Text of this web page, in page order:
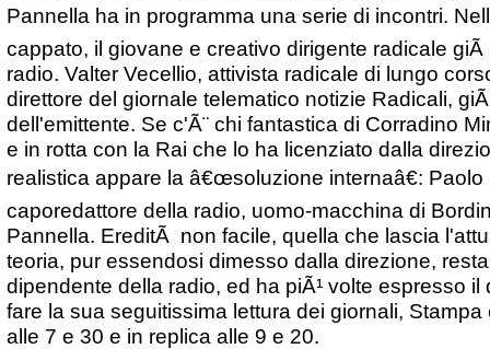
Pannella ha in programma una serie di incontri.
cappato, il giovane e creativo dirigente radicale
radio. Valter Vecellio, attivista radicale di lungo
direttore del giornale telematico notizie Radicali,
dell'emittente. Se c'Ã¨ chi fantastica di Corradino
e in rotta con la Rai che lo ha licenziato dalla
realistica appare la â€œsoluzione internaâ€: Paolo
caporedattore della radio, uomo-macchina di
Pannella. EreditÃ non facile, quella che lascia
teoria, pur essendosi dimesso dalla direzione,
dipendente della radio, ed ha piÃ¹ volte espresso il
fare la sua seguitissima lettura dei giornali, Stampa
alle 7 e 30 e in replica alle 9 e 20.